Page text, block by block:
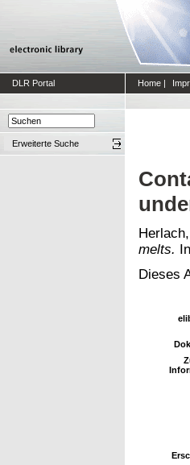
DLR Portal Home |
Erweiterte Suche
melts.
Dieses